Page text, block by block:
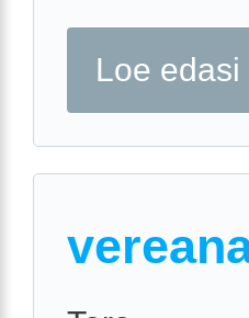
Loe edasi